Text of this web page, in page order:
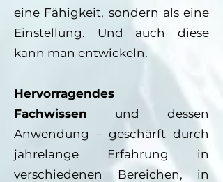
eine Fähigkeit, sondern als eine
Einstellung. Und auch diese
kann man entwickeln.
Hervorragendes
Fachwissen und dessen
Anwendung – geschärft durch
jahrelange Erfahrung in
verschiedenen Bereichen, in